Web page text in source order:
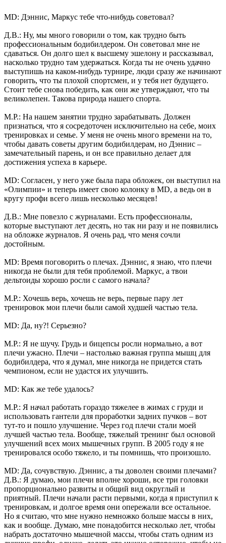
MD: Дэннис, Маркус тебе что-нибудь советовал?
Д.В.: Ну, мы много говорили о том, как трудно быть
профессиональным бодибилдером. Он советовал мне не
сдаваться. Он долго шел к высшему эшелону и рассказывал,
насколько трудно там удержаться. Когда ты не очень удачно
выступишь на каком-нибудь турнире, люди сразу же начинают
говорить, что ты плохой спортсмен, и у тебя нет будущего.
Стоит тебе снова победить, как они же утверждают, что ты
великолепен. Такова природа нашего спорта.
М.Р.: На нашем занятии трудно зарабатывать. Должен
признаться, что я сосредоточен исключительно на себе, моих
тренировках и семье. У меня не очень много времени на то,
чтобы давать советы другим бодибилдерам, но Дэннис –
замечательный парень, и он все правильно делает для
достижения успеха в карьере.
MD: Согласен, у него уже была пара обложек, он выступил на
«Олимпии» и теперь имеет свою колонку в MD, а ведь он в
кругу профи всего лишь несколько месяцев!
Д.В.: Мне повезло с журналами. Есть профессионалы,
которые выступают лет десять, но так ни разу и не появились
на обложке журналов. Я очень рад, что меня сочли
достойным.
MD: Время поговорить о плечах. Дэннис, я знаю, что плечи
никогда не были для тебя проблемой. Маркус, а твои
дельтоиды хорошо росли с самого начала?
М.Р.: Хочешь верь, хочешь не верь, первые пару лет
тренировок мои плечи были самой худшей частью тела.
MD: Да, ну?! Серьезно?
М.Р.: Я не шучу. Грудь и бицепсы росли нормально, а вот
плечи ужасно. Плечи – настолько важная группа мышц для
бодибилдера, что я думал, мне никогда не придется стать
чемпионом, если не удастся их улучшить.
MD: Как же тебе удалось?
М.Р.: Я начал работать гораздо тяжелее в жимах с груди и
использовать гантели для проработки задних пучков – вот
тут-то и пошло улучшение. Через год плечи стали моей
лучшей частью тела. Вообще, тяжелый тренинг был основой
улучшений всех моих мышечных групп. В 2005 году я не
тренировался особо тяжело, и ты помнишь, что произошло.
MD: Да, сочувствую. Дэннис, а ты доволен своими плечами?
Д.В.: Я думаю, мои плечи вполне хороши, все три головки
пропорционально развиты и общий вид округлый и
приятный. Плечи начали расти первыми, когда я приступил к
тренировкам, и долгое время они опережали все остальное.
Но я считаю, что мне нужно немножко больше массы в них,
как и вообще. Думаю, мне понадобится несколько лет, чтобы
набрать достаточно мышечной массы, чтобы стать одним из